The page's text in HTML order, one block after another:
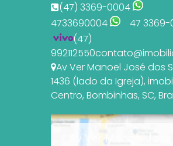
(47) 3369-0004
4733690004
47
(47)
992112550
Av Ver Manoel José dos
1436 (lado da Igreja),
Centro, Bombinhas, SC,
Av Ver Manoel José